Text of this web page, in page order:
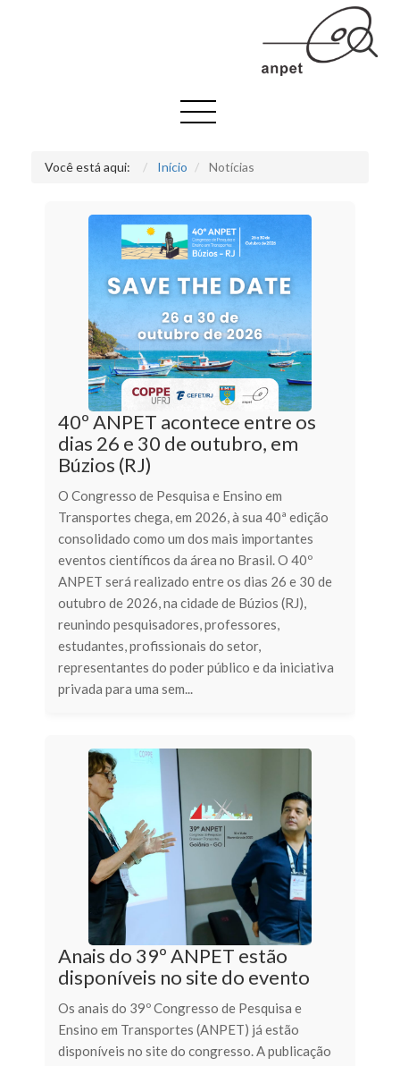
Você está aqui: Início Notícias
40º ANPET acontece entre os
dias 26 e 30 de outubro, em
Búzios (RJ)
O Congresso de Pesquisa e Ensino em
Transportes chega, em 2026, à sua 40ª edição
consolidado como um dos mais importantes
eventos científicos da área no Brasil. O 40º
ANPET será realizado entre os dias 26 e 30 de
outubro de 2026, na cidade de Búzios (RJ),
reunindo pesquisadores, professores,
estudantes, profissionais do setor,
representantes do poder público e da iniciativa
privada para uma sem...
Anais do 39º ANPET estão
disponíveis no site do evento
Os anais do 39º Congresso de Pesquisa e
Ensino em Transportes (ANPET) já estão
disponíveis no site do congresso. A publicação